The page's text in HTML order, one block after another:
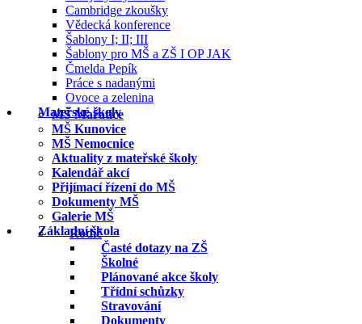
Cambridge zkoušky
Vědecká konference
Šablony I; II; III
Šablony pro MŠ a ZŠ I OP JAK
Čmelda Pepík
Práce s nadanými
Ovoce a zelenina
Mateřské školy
MŠ Mařatice
MŠ Kunovice
MŠ Nemocnice
Aktuality z mateřské školy
Kalendář akcí
Přijímací řízení do MŠ
Dokumenty MŠ
Galerie MŠ
Základní škola
Rodič
Časté dotazy na ZŠ
Školné
Plánované akce školy
Třídní schůzky
Stravování
Dokumenty